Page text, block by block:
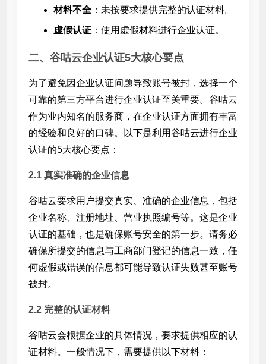
材料不全 ：未按要求提供完整的认证材料。
虚假认证 ：使用虚假材料进行企业认证。
二、谷咕云企业认证5大核心要点
为了避免因企业认证问题导致账号被封，选择一个
可靠的第三方平台进行企业认证至关重要。谷咕云
作为业内知名的服务商，在企业认证方面拥有丰富
的经验和良好的口碑。以下是利用谷咕云进行企业
认证的5大核心要点：
2.1 真实准确的企业信息
谷咕云要求用户提交真实、准确的企业信息，包括
企业名称、注册地址、营业执照编号等。这是企业
认证的基础，也是确保账号安全的第一步。请务必
确保所提交的信息与工商部门登记的信息一致，任
何虚假或错误的信息都可能导致认证失败甚至账号
被封。
2.2 完整的认证材料
谷咕云会根据企业的具体情况，要求提供相应的认
证材料。一般情况下，需要提供以下材料：